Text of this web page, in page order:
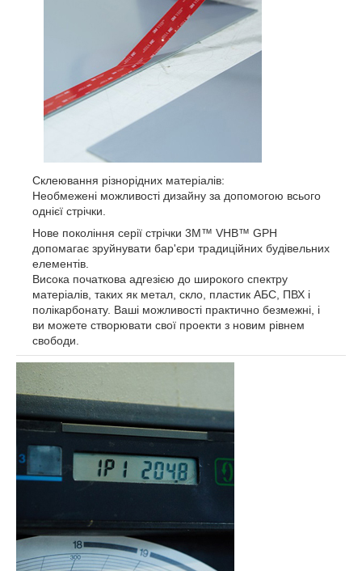
Склеювання різнорідних матеріалів:
Необмежені можливості дизайну за допомогою всього
однієї стрічки.
Нове покоління серії стрічки 3M™ VHB™ GPH
допомагає зруйнувати бар'єри традиційних будівельних
елементів.
Висока початкова адгезією до широкого спектру
матеріалів, таких як метал, скло, пластик АБС, ПВХ і
полікарбонату. Ваші можливості практично безмежні, і
ви можете створювати свої проекти з новим рівнем
свободи.